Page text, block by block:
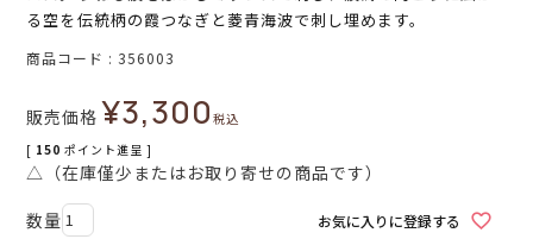
る空を伝統柄の霞つなぎと菱青海波で刺し埋めます。
商品コード 356003
販売価格 ¥3,300税込
[ 150 ポイント進呈 ]
△（在庫僅少またはお取り寄せの商品です）
お気に入りに登録する